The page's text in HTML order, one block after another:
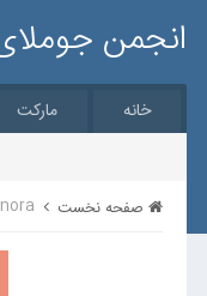
انجمن
خانه مارکت
صفحه نخست